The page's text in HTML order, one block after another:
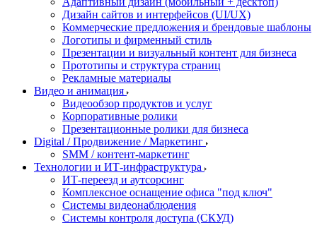
Дизайн сайтов и интерфейсов (UI/UX)
Коммерческие предложения и брендовые шаблоны
Логотипы и фирменный стиль
Презентации и визуальный контент для бизнеса
Прототипы и структура страниц
Рекламные материалы
Видео и анимация
Видеообзор продуктов и услуг
Корпоративные ролики
Презентационные ролики для бизнеса
Digital / Продвижение / Маркетинг
SMM / контент-маркетинг
Технологии и ИТ-инфраструктура
ИТ-переезд и аутсорсинг
Комплексное оснащение офиса "под ключ"
Системы видеонаблюдения
Системы контроля доступа (СКУД)